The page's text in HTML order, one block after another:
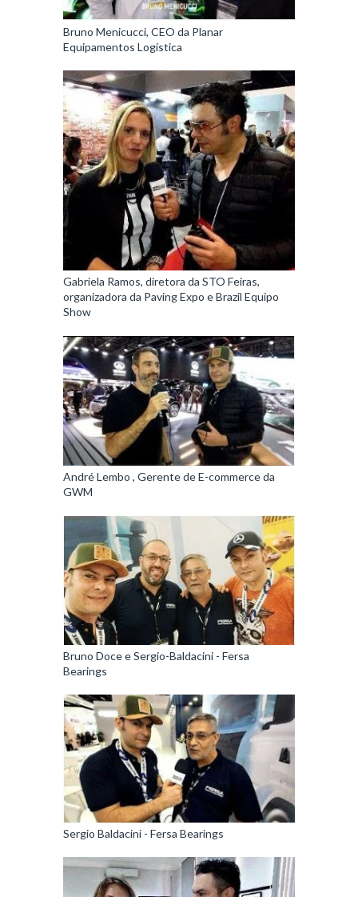
Bruno Menicucci, CEO da Planar
Equipamentos Logística
Gabriela Ramos, diretora da STO Feiras,
organizadora da Paving Expo e Brazil Equipo
Show
André Lembo , Gerente de E-commerce da
GWM
Bruno Doce e Sergio-Baldacini - Fersa
Bearings
Sergio Baldacini - Fersa Bearings